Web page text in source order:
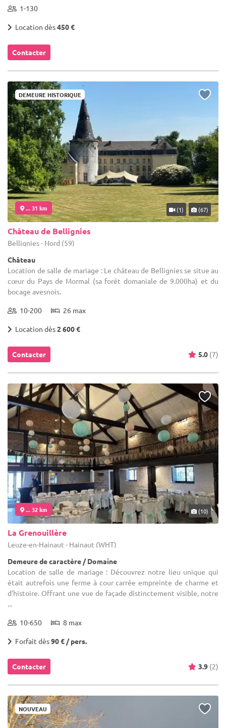
1-130
Location dès450 €
Contacter
DEMEURE HISTORIQUE
... 31 km (1) (67)
Château de Bellignies
Bellignies - Nord (59)
Château
Location de salle de mariage : Le château de Bellignies se situe au
cœur du Pays de Mormal (sa forêt domaniale de 9.000ha) et du
bocage avesnois.
10-200 26 max
Location dès2 600 €
Contacter 5.0 (7)
... 32 km (10)
La Grenouillère
Leuze-en-Hainaut - Hainaut (WHT)
Demeure de caractère / Domaine
Location de salle de mariage : Découvrez notre lieu unique qui
était autrefois une ferme à cour carrée empreinte de charme et
d'histoire. Offrant une vue de façade distinctement visible, notre
...
10-650 8 max
Forfait dès90 € / pers.
Contacter 3.9 (2)
NOUVEAU